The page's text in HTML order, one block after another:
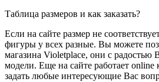
Таблица размеров и как заказать?
Если на сайте размер не
фигуры у всех разные. Вы можете
магазина Violetplace, они с радостью
модели. Еще на сайте работает online
задать любые интересующие Вас